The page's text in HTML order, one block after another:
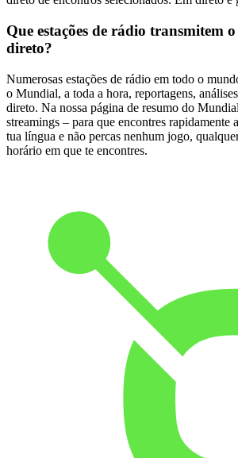
Que estações de rádio transmitem
direto?
Numerosas estações de rádio em todo o
o Mundial, a toda a hora, reportagens,
direto. Na nossa página de resumo do
streamings – para que encontres rapidamente
tua língua e não percas nenhum jogo,
horário em que te encontres.